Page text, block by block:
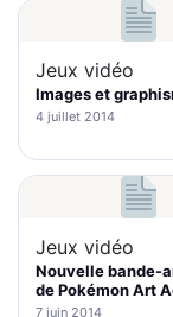
Jeux vidéo
Images et
4 juillet 2014
Jeux vidéo
Nouvelle bande-
de Pokémon Art
7 juin 2014